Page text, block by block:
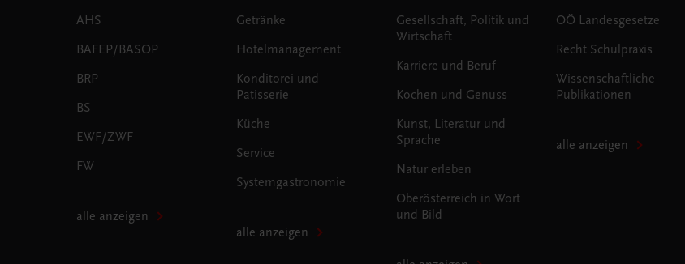
AHS
BAFEP/BASOP
BRP
BS
EWF/ZWF
FW
alle anzeigen
Getränke
Hotelmanagement
Konditorei und
Patisserie
Küche
Service
Systemgastronomie
alle anzeigen
Gesellschaft, Politik und
Wirtschaft
Karriere und Beruf
Kochen und Genuss
Kunst, Literatur und
Sprache
Natur erleben
Oberösterreich in Wort
und Bild
OÖ Landesgesetze
Recht Schulpraxis
Wissenschaftliche
Publikationen
alle anzeigen